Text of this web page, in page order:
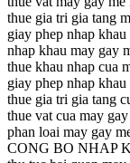
thue gia tri gia tang
giay phep nhap
nhap khau may gay
thue khau nhap cua
giay phep nhap
thue gia tri gia tang
thue vat cua may
phan loai may gay
CONG BO NHAP